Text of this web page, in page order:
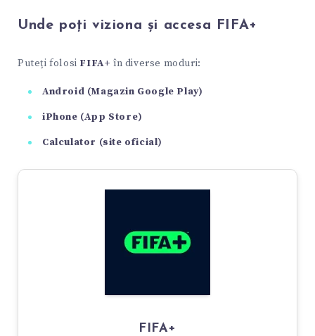
Unde poți viziona și accesa FIFA+
Puteți folosi FIFA+ în diverse moduri:
Android (Magazin Google Play)
iPhone (App Store)
Calculator (site oficial)
FIFA+